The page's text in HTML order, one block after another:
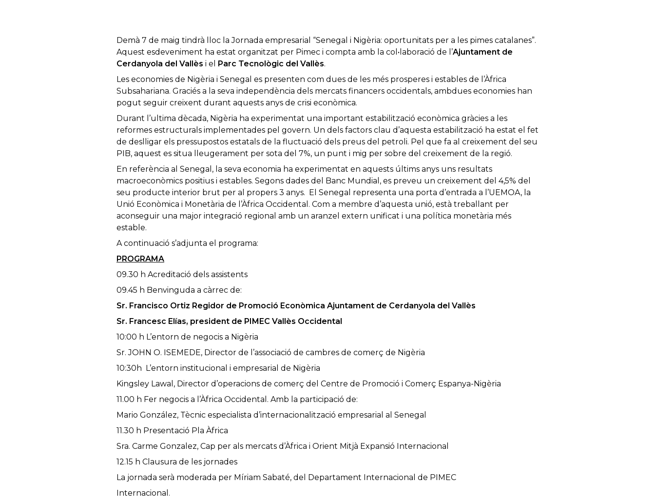
Demà 7 de maig tindrà lloc la Jornada empresarial “Senegal i Nigèria: oportunitats per a les pimes catalanes”.
Aquest esdeveniment ha estat organitzat per Pimec i compta amb la col•laboració de l’Ajuntament de
Cerdanyola del Vallès i el Parc Tecnològic del Vallès.
Les economies de Nigèria i Senegal es presenten com dues de les més prosperes i estables de l’Àfrica
Subsahariana. Graciés a la seva independència dels mercats financers occidentals, ambdues economies han
pogut seguir creixent durant aquests anys de crisi econòmica.
Durant l’ultima dècada, Nigèria ha experimentat una important estabilització econòmica gràcies a les
reformes estructurals implementades pel govern. Un dels factors clau d’aquesta estabilització ha estat el fet
de deslligar els pressupostos estatals de la fluctuació dels preus del petroli. Pel que fa al creixement del seu
PIB, aquest es situa lleugerament per sota del 7%, un punt i mig per sobre del creixement de la regió.
En referència al Senegal, la seva economia ha experimentat en aquests últims anys uns resultats
macroeconòmics positius i estables. Segons dades del Banc Mundial, es preveu un creixement del 4,5% del
seu producte interior brut per al propers 3 anys. El Senegal representa una porta d’entrada a l’UEMOA, la
Unió Econòmica i Monetària de l’Àfrica Occidental. Com a membre d’aquesta unió, està treballant per
aconseguir una major integració regional amb un aranzel extern unificat i una política monetària més
estable.
A continuació s’adjunta el programa:
PROGRAMA
09.30 h Acreditació dels assistents
09.45 h Benvinguda a càrrec de:
Sr. Francisco Ortiz Regidor de Promoció Econòmica Ajuntament de Cerdanyola del Vallès
Sr. Francesc Elías, president de PIMEC Vallès Occidental
10:00 h L’entorn de negocis a Nigèria
Sr. JOHN O. ISEMEDE, Director de l’associació de cambres de comerç de Nigèria
10:30h L’entorn institucional i empresarial de Nigèria
Kingsley Lawal, Director d’operacions de comerç del Centre de Promoció i Comerç Espanya-Nigèria
11.00 h Fer negocis a l’Àfrica Occidental. Amb la participació de:
Mario González, Tècnic especialista d’internacionalització empresarial al Senegal
11.30 h Presentació Pla Àfrica
Sra. Carme Gonzalez, Cap per als mercats d’Àfrica i Orient Mitjà Expansió Internacional
12.15 h Clausura de les jornades
La jornada serà moderada per Míriam Sabaté, del Departament Internacional de PIMEC
Internacional.